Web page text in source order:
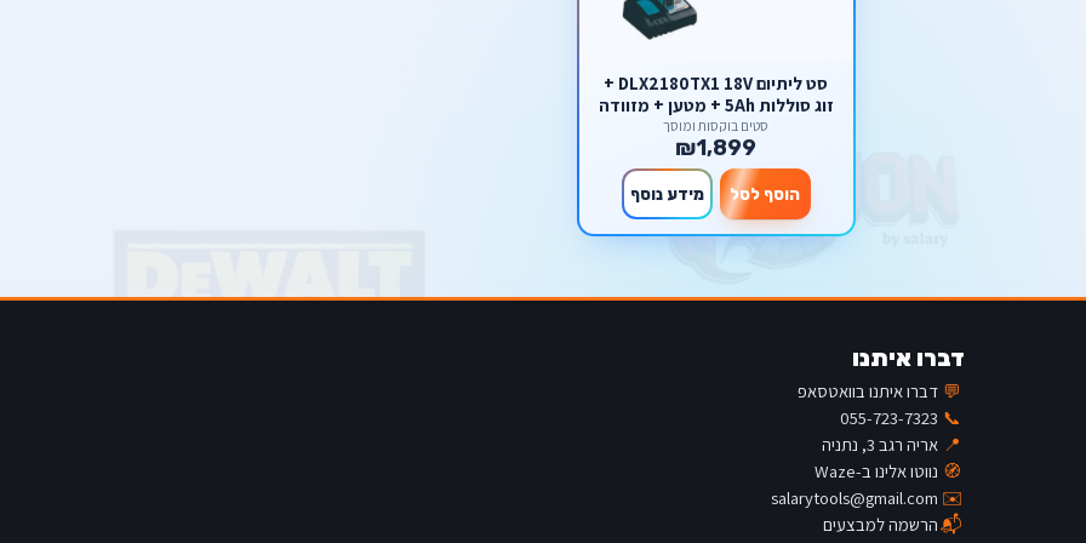
סט ליתיום DLX2180TX1 18V +
זוג סוללות 5Ah + מטען + מזוודה
Makita מקיטה
סטים בוקסות ומוסך
₪1,899
הוסף לסל מידע נוסף
דברו איתנו
💬 דברו איתנו בוואטסאפ
📞
055-723-7323
📍 אריה רגב 3, נתניה
🧭 נווטו אלינו ב-Waze
✉️
salarytools@gmail.com
📬הרשמה למבצעים